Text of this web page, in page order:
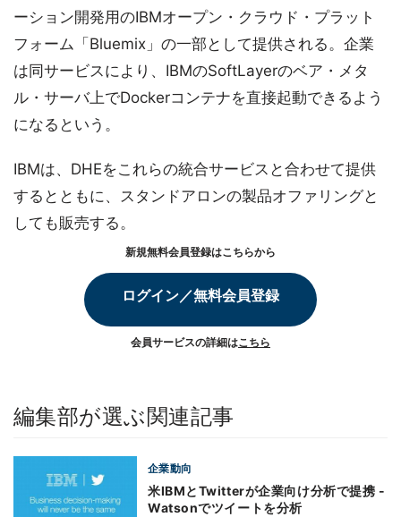
ーション開発用のIBMオープン・クラウド・プラット
フォーム「Bluemix」の一部として提供される。企業
は同サービスにより、IBMのSoftLayerのベア・メタ
ル・サーバ上でDockerコンテナを直接起動できるよう
になるという。
IBMは、DHEをこれらの統合サービスと合わせて提供
するとともに、スタンドアロンの製品オファリングと
しても販売する。
新規無料会員登録はこちらから
ログイン／無料会員登録
会員サービスの詳細はこちら
編集部が選ぶ関連記事
企業動向
米IBMとTwitterが企業向け分析で提携 -
Watsonでツイートを分析